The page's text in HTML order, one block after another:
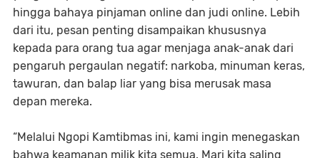
hingga bahaya pinjaman online dan judi online. Lebih
dari itu, pesan penting disampaikan khususnya
kepada para orang tua agar menjaga anak-anak dari
pengaruh pergaulan negatif: narkoba, minuman keras,
tawuran, dan balap liar yang bisa merusak masa
depan mereka.
“Melalui Ngopi Kamtibmas ini, kami ingin menegaskan
bahwa keamanan milik kita semua. Mari kita saling